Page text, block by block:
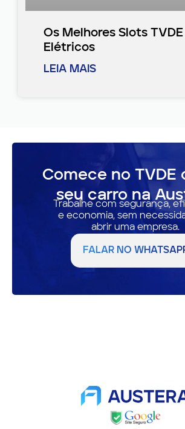
Os Melhores Slots
Elétricos
LEIA MAIS
Comece no TVDE
seu carro na
Trabalhe com segurança,
e economia, sem
abrir uma empresa.
FALAR NO